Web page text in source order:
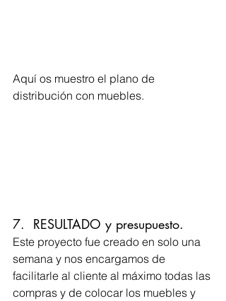
Aquí os muestro el plano de
distribución con muebles.
7.  RESULTADO y presupuesto.
Este proyecto fue creado en solo una
semana y nos encargamos de
facilitarle al cliente al máximo todas las
compras y de colocar los muebles y